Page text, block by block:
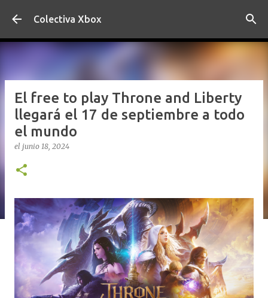
Ir al contenido principal
Colectiva Xbox
El free to play Throne and Liberty
llegará el 17 de septiembre a todo
el mundo
el junio 18, 2024